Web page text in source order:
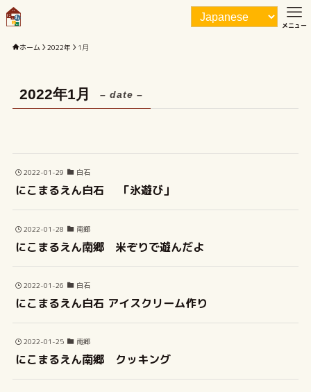
メニュー
ホーム 2022年 1月
2022年1月 – date –
2022-01-29 白石
にこまるえん白石 「氷遊び」
2022-01-28 南郷
にこまるえん南郷 米ぞりで遊んだよ
2022-01-26 白石
にこまるえん白石 アイスクリーム作り
2022-01-25 南郷
にこまるえん南郷 クッキング